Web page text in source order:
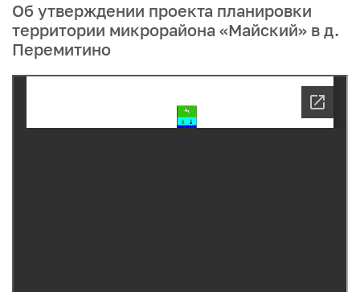
Об утверждении проекта планировки
территории микрорайона «Майский» в д.
Перемитино